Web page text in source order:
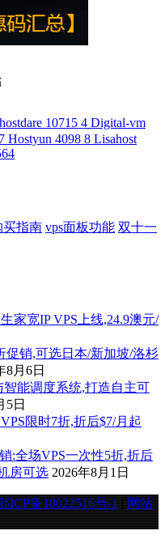
hostdare 10715 4 Digital-vm
7 Hostyun 4098 8 Lisahost
买指南 vps面板功能 双十一
家宽IP VPS上线,24.9澳元/
促销,可选日本/新加坡/洛杉
8月6日
能调度系统,打造自主可
5日
限时7折,折后$7/月起
:全场VPS一次性5折,折后
房可选 2026年8月1日
ICP备18022516号-1 | 网站